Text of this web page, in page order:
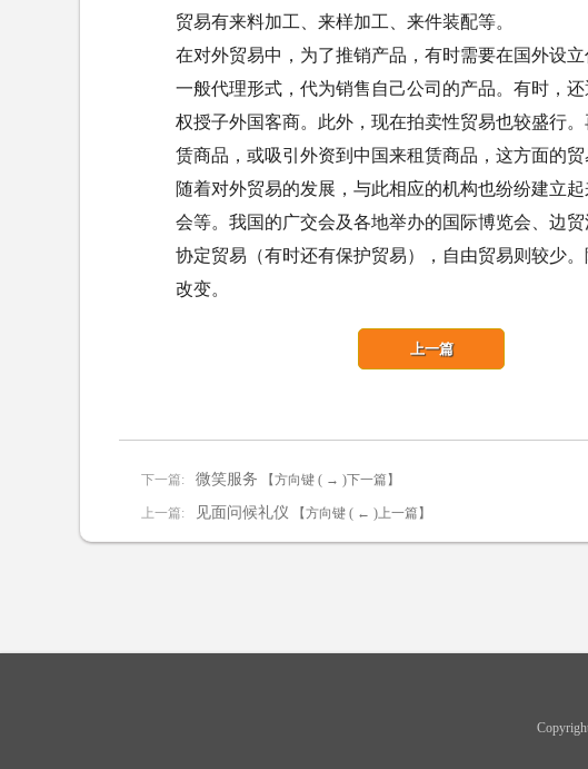
贸易有来料加工、来样加工、来件装配等。
在对外贸易中，为了推销产品，有时需要在国外设
一般代理形式，代为销售自己公司的产品。有时，
权授子外国客商。此外，现在拍卖性贸易也较盛行
赁商品，或吸引外资到中国来租赁商品，这方面的贸
随着对外贸易的发展，与此相应的机构也纷纷建立
会等。我国的广交会及各地举办的国际博览会、边
协定贸易（有时还有保护贸易），自由贸易则较少
改变。
下一篇: 微笑服务 【方向键 ( → )下一篇】
上一篇: 见面问候礼仪
上一篇
【方向键 ( ← )上一篇】